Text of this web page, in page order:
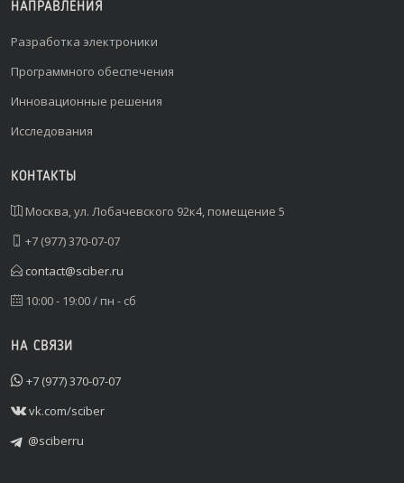
НАПРАВЛЕНИЯ
Разработка электроники
Программного обеспечения
Инновационные решения
Исследования
КОНТАКТЫ
Москва, ул. Лобачевского 92к4, помещение 5
+7 (977) 370-07-07
contact@sciber.ru
10:00 - 19:00 / пн - сб
НА СВЯЗИ
+7 (977) 370-07-07
vk.com/sciber
@sciberru